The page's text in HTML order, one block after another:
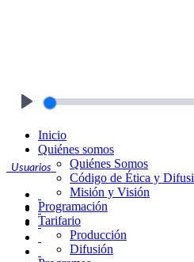
Usuarios
Inicio
Quiénes somos
Quiénes Somos
Código de Ética y
Misión y Visión
Programación
Tarifario
Producción
Difusión